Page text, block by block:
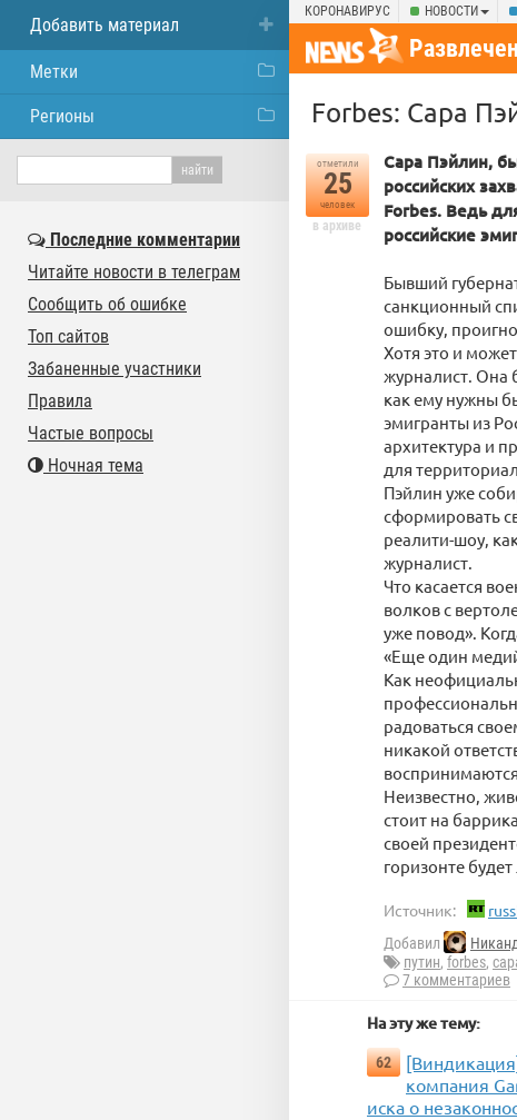
КОРОНАВИРУС НОВОСТИ
Forbes: Сара
отметили
25
человек
в архиве
Сара Пэйлин,
российских
Forbes. Ведь
российские
Бывший
санкционный
ошибку,
Хотя это и
журналист. Она
как ему нужны
эмигранты из
архитектура и
для
Пэйлин уже
сформировать
реалити-шоу,
журналист.
Что касается
волков с
уже повод».
«Еще один
Как
радоваться
никакой
Неизвестно,
стоит на
своей
горизонте
Источник:
Добавил
путин, forbes,
7 комментариев
На эту же тему:
62
компания
иска о
Добавить материал
Метки
Регионы
Последние комментарии
Читайте новости в телеграм
Сообщить об ошибке
Топ сайтов
Забаненные участники
Правила
Частые вопросы
Ночная тема